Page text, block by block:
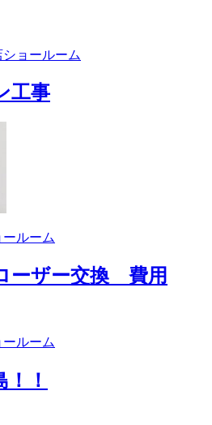
ョールーム
工事
ルーム
ーザー交換 費用
ルーム
！